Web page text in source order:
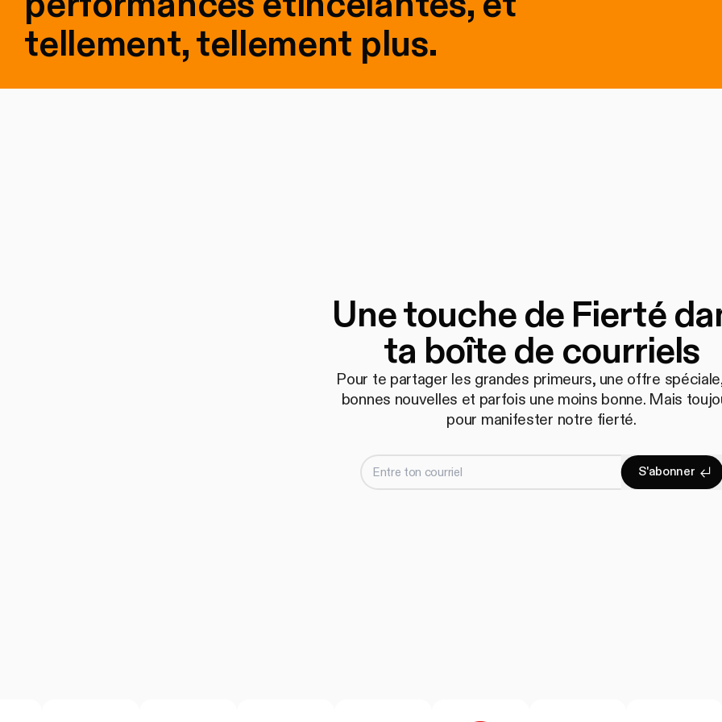
tellement, tellement plus.
Une touche de Fierté
ta boîte de courriels
Pour te partager les grandes primeurs, une offre
bonnes nouvelles et parfois une moins bonne. Mais
pour manifester notre fierté.
Entre ton courriel S'abonner
S'abonner